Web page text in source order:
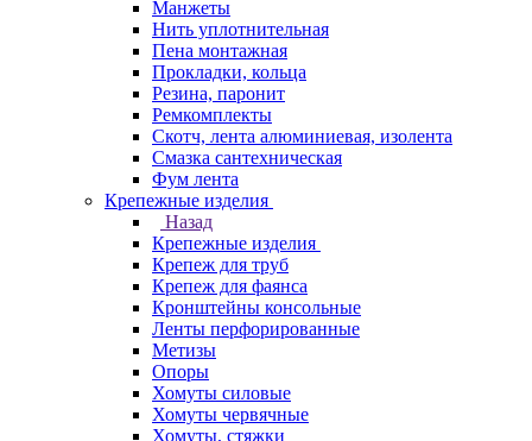
Манжеты
Нить уплотнительная
Пена монтажная
Прокладки, кольца
Резина, паронит
Ремкомплекты
Скотч, лента алюминиевая, изолента
Смазка сантехническая
Фум лента
Крепежные изделия
Назад
Крепежные изделия
Крепеж для труб
Крепеж для фаянса
Кронштейны консольные
Ленты перфорированные
Метизы
Опоры
Хомуты силовые
Хомуты червячные
Хомуты, стяжки